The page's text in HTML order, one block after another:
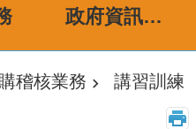
政府資訊公開
稽核業務 講習訓練